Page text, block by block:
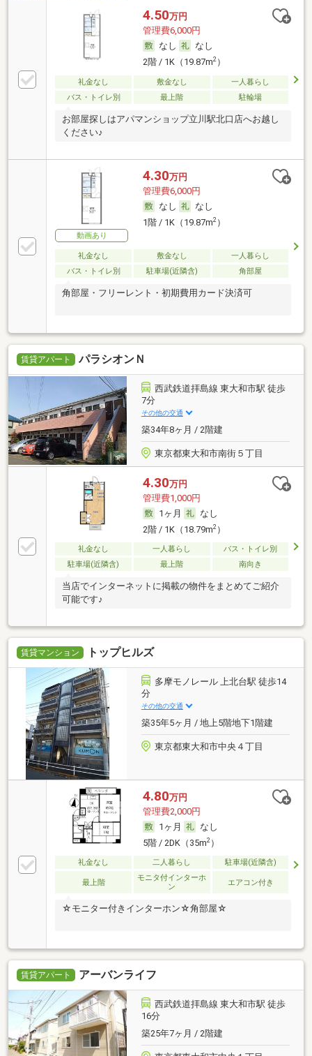
4.50万円
管理費6,000円
なし
なし
2階 / 1K（19.87m2）
礼金なし 敷金なし
一人暮らし
バス・トイレ別
最上階 駐輪場
お部屋探しはアパマンショップ立川駅北口店へお越し
ください♪
動画あり
4.30万円
管理費6,000円
なし
なし
1階 / 1K（19.87m2）
礼金なし 敷金なし
一人暮らし
バス・トイレ別
駐車場(近隣含) 角部屋
角部屋・フリーレント・初期費用カード決済可
賃貸アパート パラシオンＮ
西武鉄道拝島線 東大和市駅 徒歩
7分
その他の交通
築34年8ヶ月 / 2階建
東京都東大和市南街５丁目
4.30万円
管理費1,000円
1ヶ月
なし
2階 / 1K（18.79m2）
礼金なし 一人暮らし
バス・トイレ別
駐車場(近隣含)
最上階 南向き
当店でインターネットに掲載の物件をまとめてご紹介
可能です♪
賃貸マンション トップヒルズ
多摩モノレール 上北台駅 徒歩14
分
その他の交通
築35年5ヶ月 / 地上5階地下1階建
東京都東大和市中央４丁目
4.80万円
管理費2,000円
1ヶ月
なし
5階 / 2DK（35m2）
礼金なし 二人暮らし 駐車場(近隣含)
最上階
モニタ付インターホ
ン
エアコン付き
☆モニター付きインターホン☆角部屋☆
賃貸アパート アーバンライフ
西武鉄道拝島線 東大和市駅 徒歩
16分
築25年7ヶ月 / 2階建